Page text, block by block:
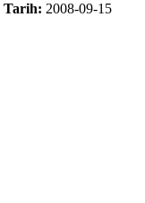
Tarih: 2008-09-15